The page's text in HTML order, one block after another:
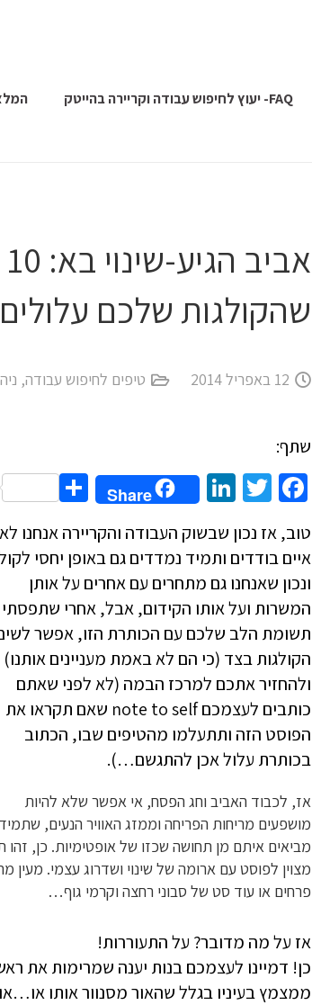
FAQ- יעוץ לחיפוש עבודה וקריירה בהייטק
שהקולגות שלכם
12 באפריל 2014 טיפים לחיפוש עבודה,
שתף:
Facebook
Twitter
LinkedIn
Share
Share
טוב, אז נכון שבשוק העבודה והקריירה אנחנו לא
איים בודדים ותמיד נמדדים גם באופן יחסי
ונכון שאנחנו גם מתחרים עם אחרים על אותן
המשרות ועל אותו הקידום, אבל, אחרי
תשומת הלב שלכם עם הכותרת הזו, אפשר
הקולגות בצד (כי הם לא באמת מעניינים אותנו)
ולהחזיר אתכם למרכז הבמה (לא לפני שאתם
כותבים לעצמכם note to self שאם תקראו את
הפוסט הזה ותתעלמו מהטיפים שבו, הכתוב
בכותרת עלול אכן להתגשם…).
אז, לכבוד האביב וחג הפסח, אי אפשר שלא להיות
מושפעים מריחות הפריחה וממזג האוויר הנעים, שתמיד
מביאים איתם מן תחושה שכזו של אופטימיות. כן, זהו
מצוין לפוסט עם ארומה של שינוי ושדרוג עצמי.
פרחים או עוד סט של סבוני רחצה וקרמי גוף…
אז על מה מדובר? על התעוררות!
כן! דמיינו לעצמכם בנות יענה שמרימות את